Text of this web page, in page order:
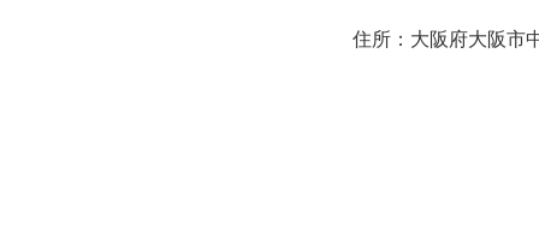
住所：大阪府大阪市